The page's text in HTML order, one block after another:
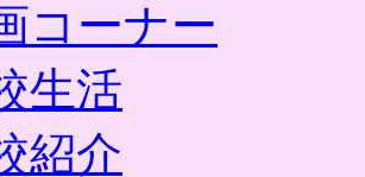
コーナー
生活
紹介